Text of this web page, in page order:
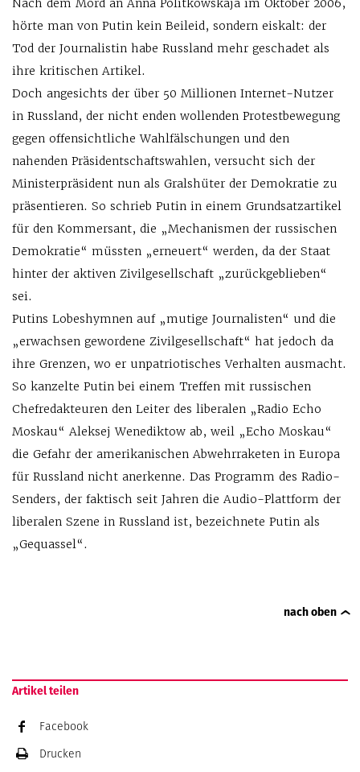
Nach dem Mord an Anna Politkowskaja im Oktober 2006,
hörte man von Putin kein Beileid, sondern eiskalt: der
Tod der Journalistin habe Russland mehr geschadet als
ihre kritischen Artikel.
Doch angesichts der über 50 Millionen Internet-Nutzer
in Russland, der nicht enden wollenden Protestbewegung
gegen offensichtliche Wahlfälschungen und den
nahenden Präsidentschaftswahlen, versucht sich der
Ministerpräsident nun als Gralshüter der Demokratie zu
präsentieren. So schrieb Putin in einem Grundsatzartikel
für den Kommersant, die „Mechanismen der russischen
Demokratie“ müssten „erneuert“ werden, da der Staat
hinter der aktiven Zivilgesellschaft „zurückgeblieben“
sei.
Putins Lobeshymnen auf „mutige Journalisten“ und die
„erwachsen gewordene Zivilgesellschaft“ hat jedoch da
ihre Grenzen, wo er unpatriotisches Verhalten ausmacht.
So kanzelte Putin bei einem Treffen mit russischen
Chefredakteuren den Leiter des liberalen „Radio Echo
Moskau“ Aleksej Wenediktow ab, weil „Echo Moskau“
die Gefahr der amerikanischen Abwehrraketen in Europa
für Russland nicht anerkenne. Das Programm des Radio-
Senders, der faktisch seit Jahren die Audio-Plattform der
liberalen Szene in Russland ist, bezeichnete Putin als
„Gequassel“.
nach oben
Artikel teilen
Facebook
Drucken